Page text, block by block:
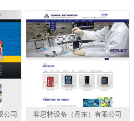
公司 客思特设备（丹东）有限公司